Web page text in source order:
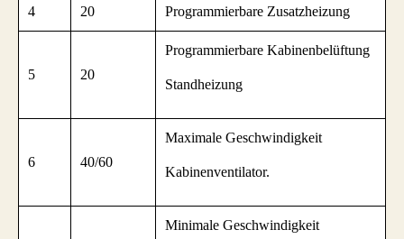
4 20 Programmierbare Zusatzheizung
5 20
Programmierbare Kabinenbelüftung
Standheizung
6 40/60
Maximale Geschwindigkeit
Kabinenventilator.
Minimale Geschwindigkeit